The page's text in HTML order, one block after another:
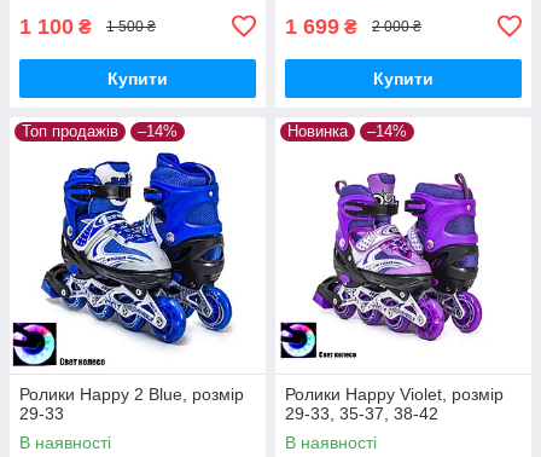
1 100 ₴ 1 500 ₴
Купити
1 699 ₴ 2 000 ₴
Купити
Топ продажів –14%
Ролики Happy 2 Blue, розмір
29-33
В наявності
Новинка –14%
Ролики Happy Violet, розмір
29-33, 35-37, 38-42
В наявності